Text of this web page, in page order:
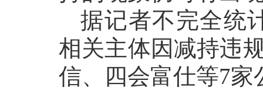
据记者不完全统
相关主体因减持违
信、四会富仕等7家